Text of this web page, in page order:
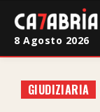
Cronaca
8 Agosto 2026
GIUDIZIARIA